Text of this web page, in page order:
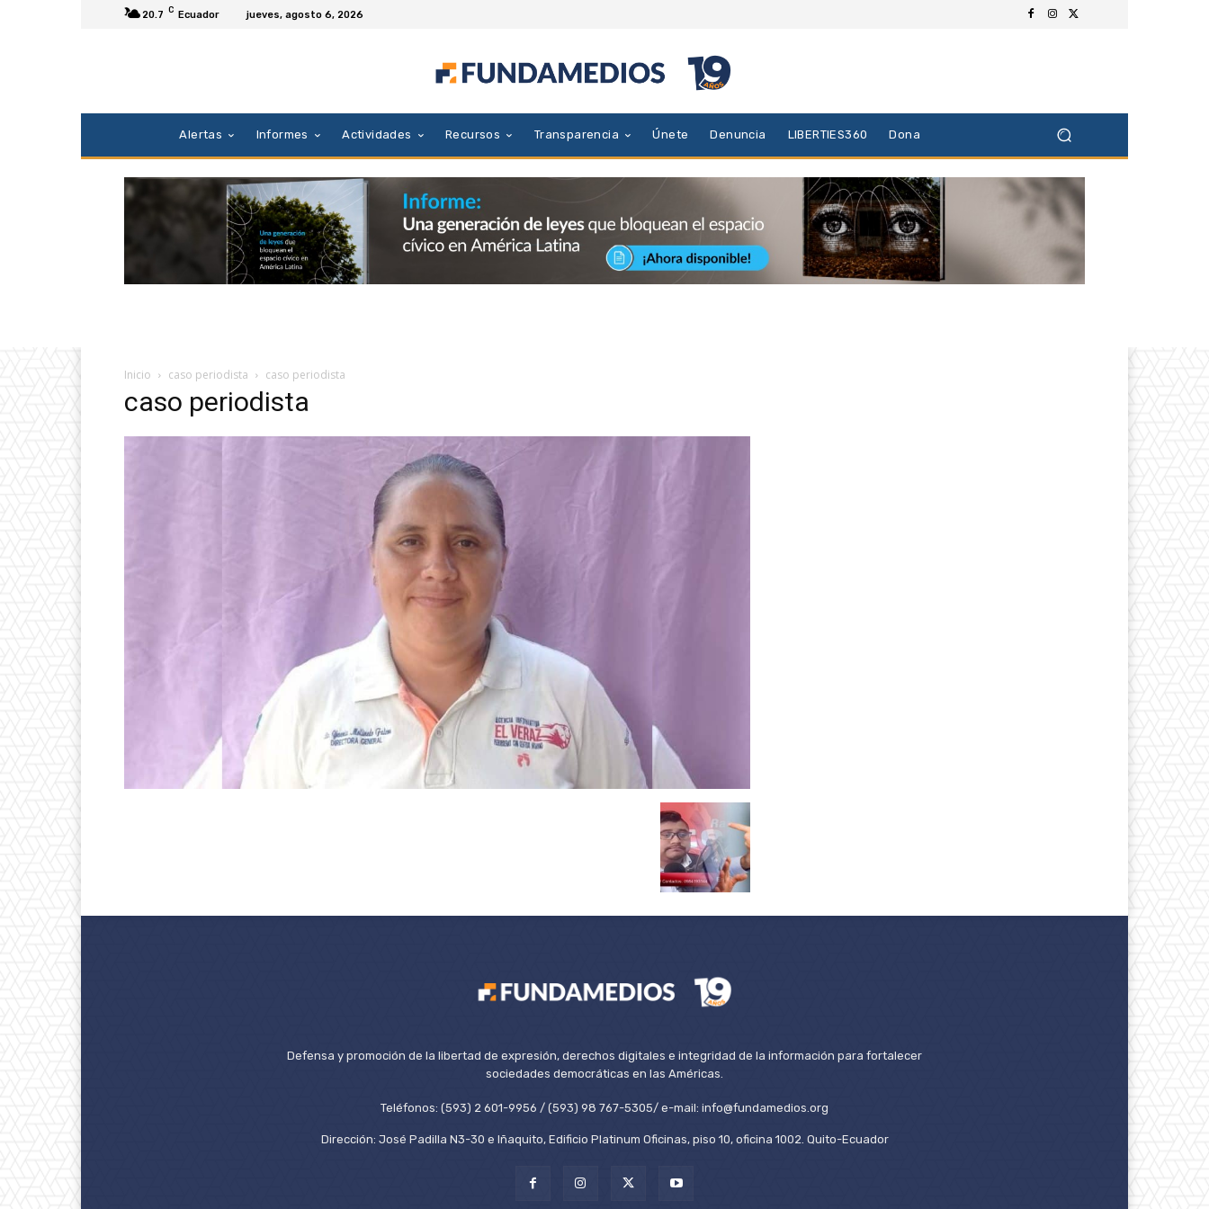
20.7 C Ecuador jueves, agosto 6, 2026
Alertas Informes Actividades Recursos Transparencia Únete Denuncia LIBERTIES360 Dona
Inicio caso periodista caso periodista
caso periodista
Defensa y promoción de la libertad de expresión, derechos digitales e integridad de la información para fortalecer
sociedades democráticas en las Américas.
Teléfonos: (593) 2 601-9956 / (593) 98 767-5305/ e-mail: info@fundamedios.org
Dirección: José Padilla N3-30 e Iñaquito, Edificio Platinum Oficinas, piso 10, oficina 1002. Quito-Ecuador